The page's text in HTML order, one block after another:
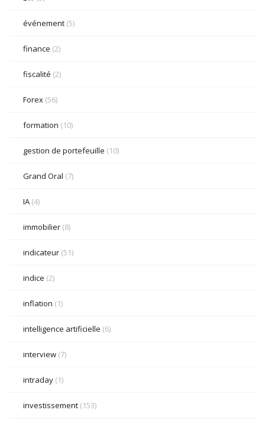
événement (5)
finance (2)
fiscalité (2)
Forex (56)
formation (10)
gestion de portefeuille (10)
Grand Oral (7)
IA (4)
immobilier (8)
indicateur (51)
indice (2)
inflation (1)
intelligence artificielle (6)
interview (7)
intraday (1)
investissement (153)